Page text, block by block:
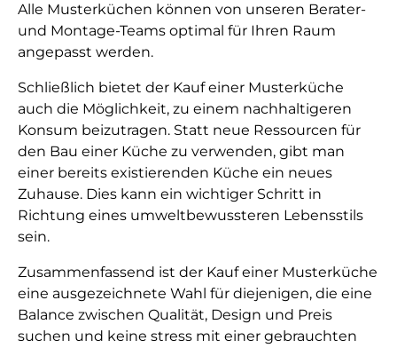
Alle Musterküchen können von unseren Berater-
und Montage-Teams optimal für Ihren Raum
angepasst werden.
Schließlich bietet der Kauf einer Musterküche
auch die Möglichkeit, zu einem nachhaltigeren
Konsum beizutragen. Statt neue Ressourcen für
den Bau einer Küche zu verwenden, gibt man
einer bereits existierenden Küche ein neues
Zuhause. Dies kann ein wichtiger Schritt in
Richtung eines umweltbewussteren Lebensstils
sein.
Zusammenfassend ist der Kauf einer Musterküche
eine ausgezeichnete Wahl für diejenigen, die eine
Balance zwischen Qualität, Design und Preis
suchen und keine stress mit einer gebrauchten